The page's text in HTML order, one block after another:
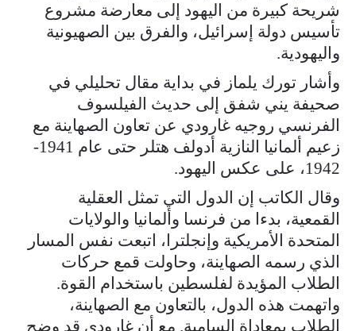
شريحة كبيرة من اليهود إلى معارضة مشروع
تأسيس دولة إسرائيل، والفرق بين الصهيونية
واليهودية.
وأشار تورك يلماز في بداية مقال تحليلي في
صحيفة يني شفق إلى حديث الفيلسوف
الفرنسي روجيه غارودي عن تعاون الصهاينة مع
زعيم ألمانيا النازية أدولف هتلر حتى عام 1941-
1942، على عكس اليهود.
وقال الكاتب إن الدول التي تمثل العقلية
القمعية، بدءا من فرنسا وألمانيا والولايات
المتحدة الأمريكية وإنجلترا، اتبعت نفس المسار
الذي رسمه الصهاينة، وحاولت قمع حركات
الطلاب المؤيدة لفلسطين باستخدام القوة.
واتهمت هذه الدول، بالتعاون مع الصهاينة،
الطلاب بمعاداة السامية. مع أن غارودي قد وضح